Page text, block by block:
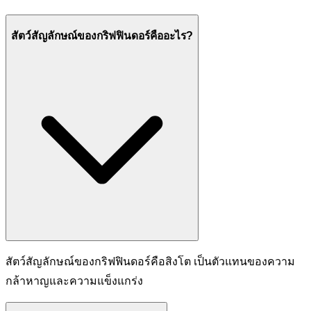
สัตว์สัญลักษณ์ของกริฟฟินดอร์คืออะไร?
สัตว์สัญลักษณ์ของกริฟฟินดอร์คือสิงโต เป็นตัวแทนของความ
กล้าหาญและความแข็งแกร่ง